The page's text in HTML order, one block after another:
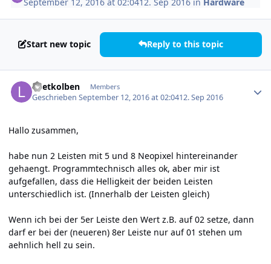
Start new topic Reply to this topic
Loetkolben Members
GeschriebenSeptember 12, 2016 at 02:0412. Sep 2016
Hallo zusammen,
habe nun 2 Leisten mit 5 und 8 Neopixel hintereinander
gehaengt. Programmtechnisch alles ok, aber mir ist
aufgefallen, dass die Helligkeit der beiden Leisten
unterschiedlich ist. (Innerhalb der Leisten gleich)
Wenn ich bei der 5er Leiste den Wert z.B. auf 02 setze, dann
darf er bei der (neueren) 8er Leiste nur auf 01 stehen um
aehnlich hell zu sein.